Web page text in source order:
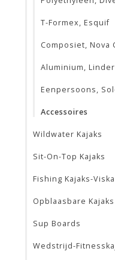
T-Formex, Esquif
Composiet, Nova
Aluminium,
Eenpersoons,
Accessoires
Wildwater Kajaks
Sit-On-Top Kajaks
Fishing Kajaks-
Opblaasbare
Sup Boards
Wedstrijd-